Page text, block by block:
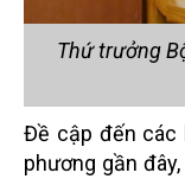
Thứ trưởng
Đề cập đến các
phương gần